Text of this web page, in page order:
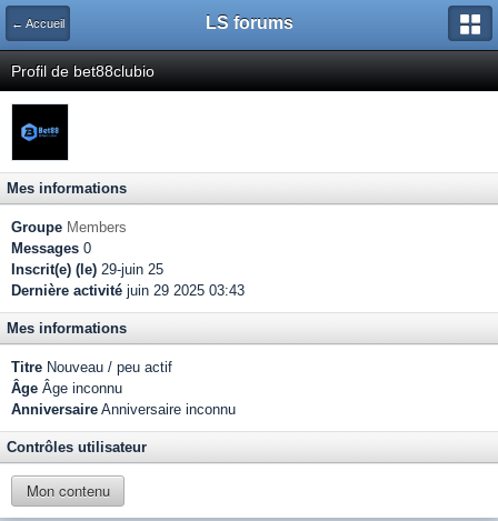
← Accueil LS forums
Profil de bet88clubio
Mes informations
Groupe Members
Messages 0
Inscrit(e) (le) 29-juin 25
Dernière activité juin 29 2025 03:43
Mes informations
Titre Nouveau / peu actif
Âge Âge inconnu
Anniversaire Anniversaire inconnu
Contrôles utilisateur
Mon contenu